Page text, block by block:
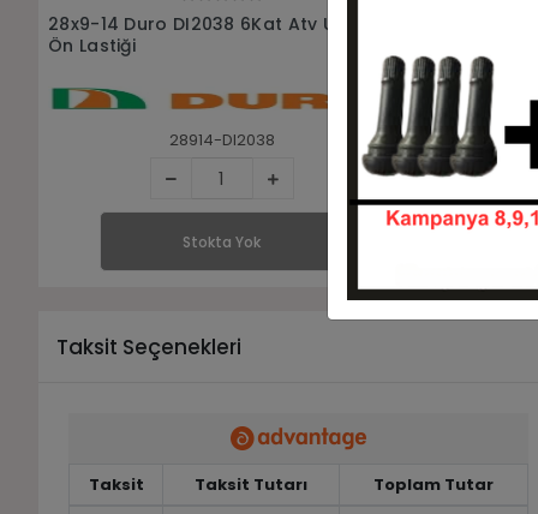
Stokta Yok
28x9-14 Armor P3501 8Kat Atv Utv
Ön Lastiği
28914-P3501
Stokta Yok
28x11-14
Taksit Seçenekleri
Taksit Taksit Tutarı
Toplam Tutar